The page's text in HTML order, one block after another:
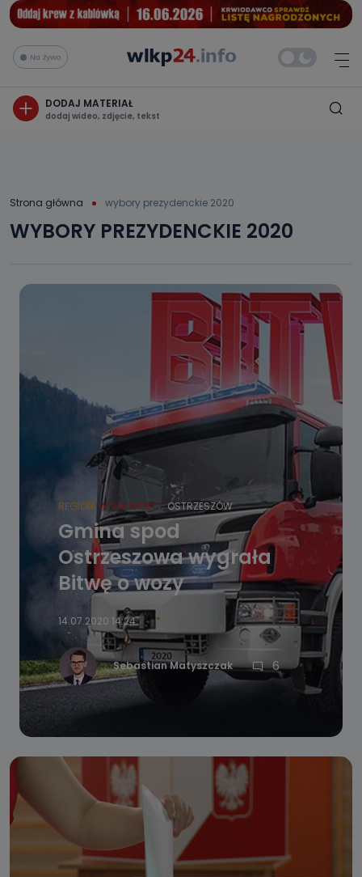
Na żywo
DODAJ MATERIAŁ
dodaj wideo, zdjęcie, tekst
Strona główna wybory prezydenckie 2020
WYBORY PREZYDENCKIE 2020
REGION WIADOMOŚCI OSTRZESZÓW
Gmina spod
Ostrzeszowa wygrała
Bitwę o wozy
14.07.2020 14:24
Sebastian Matyszczak 6